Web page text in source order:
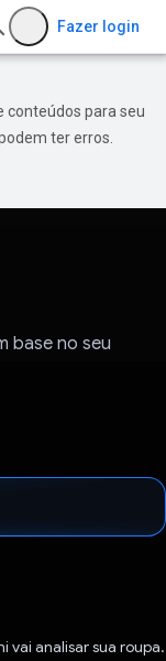
Fazer login
conteúdos para seu
ter erros.
base no seu
vai analisar sua roupa.